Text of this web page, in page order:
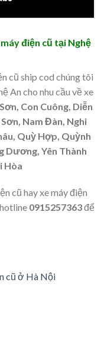
điện cũ tại Nghệ
cũ ship cod chúng tôi
An cho nhu cầu về xe
Con Cuông, Diễn
Nam Đàn, Nghi
Quỳ Hợp, Quỳnh
Dương, Yên Thành
Hòa
cũ hay xe máy điện
0915257363để
cũ ở Hà Nội